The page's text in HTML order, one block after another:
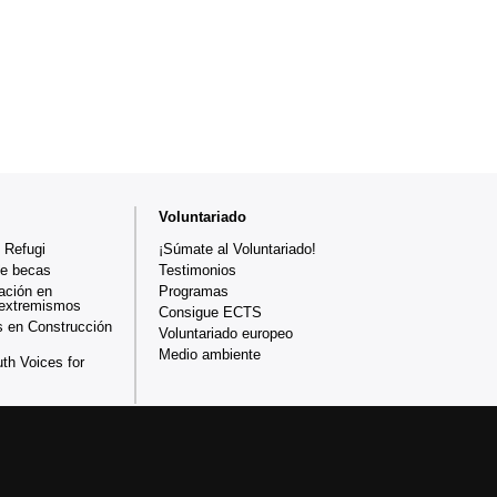
Refugi
becas
en
en Construcción
Voices for
Voluntariado
¡Súmate al Voluntariado!
Testimonios
Programas
Consigue ECTS
Voluntariado europeo
Medio ambiente